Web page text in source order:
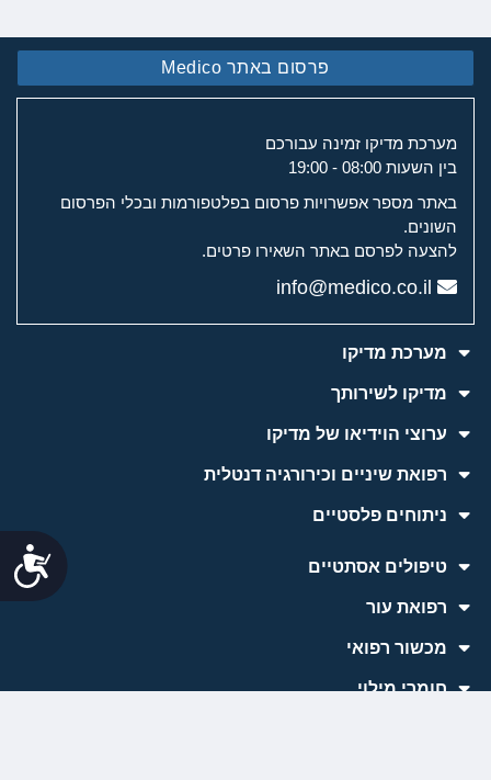
פרסום באתר Medico
מערכת מדיקו זמינה עבורכם
בין השעות 08:00 - 19:00
באתר מספר אפשרויות פרסום בפלטפורמות ובכלי הפרסום
השונים.
להצעה לפרסם באתר השאירו פרטים.
info@medico.co.il
מערכת מדיקו
מדיקו לשירותך
ערוצי הוידיאו של מדיקו
רפואת שיניים וכירורגיה דנטלית
ניתוחים פלסטיים
טיפולים אסתטיים
רפואת עור
מכשור רפואי
חומרי מילוי